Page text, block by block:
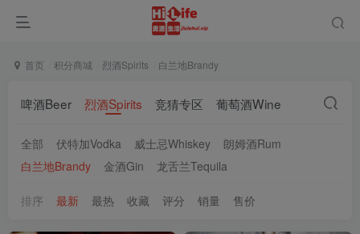
首页 积分商城 烈酒Spirits 白兰地Brandy
啤酒Beer 烈酒Spirits 竞猜专区 葡萄酒Wine
全部 伏特加Vodka 威士忌Whiskey
朗姆酒Rum
白兰地Brandy
金酒Gin 龙舌兰Tequila
排序 最新 最热 收藏 评分 销量 售价